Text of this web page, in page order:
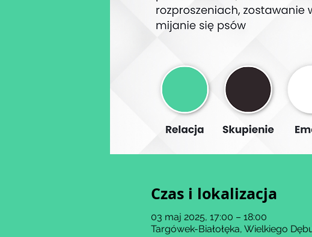
Czas i lokalizacja
03 maj 2025, 17:00 – 18:00
Targówek-Białołęka, Wielkiego